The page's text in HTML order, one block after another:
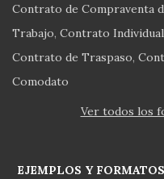
Contrato de Compraventa
Trabajo Contrato
Contrato de Traspaso
Comodato
Ver todos los
EJEMPLOS Y